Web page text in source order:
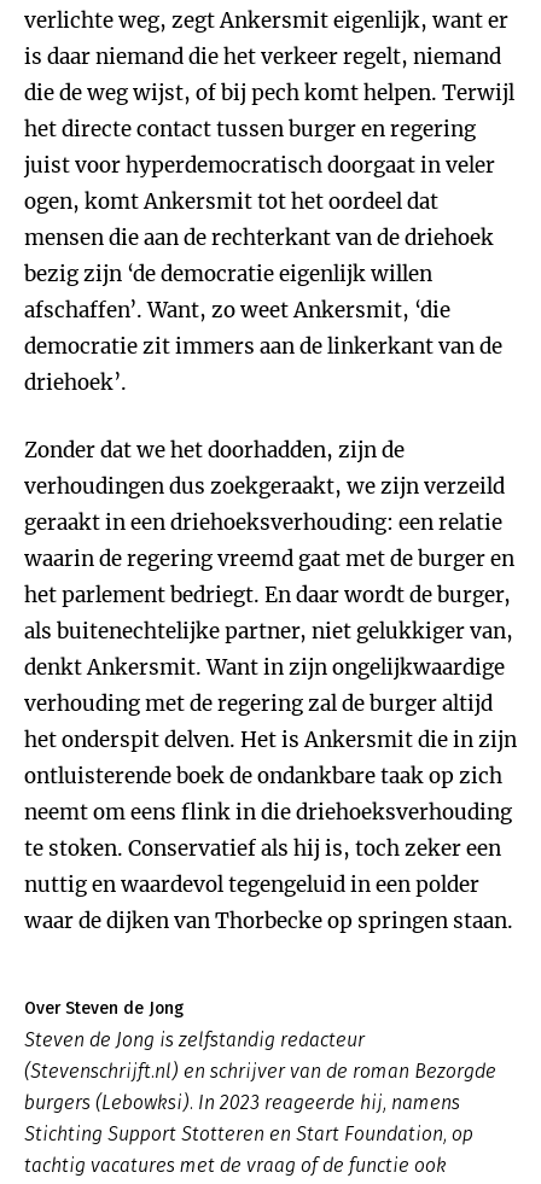
verlichte weg, zegt Ankersmit eigenlijk, want er
is daar niemand die het verkeer regelt, niemand
die de weg wijst, of bij pech komt helpen. Terwijl
het directe contact tussen burger en regering
juist voor hyperdemocratisch doorgaat in veler
ogen, komt Ankersmit tot het oordeel dat
mensen die aan de rechterkant van de driehoek
bezig zijn ‘de democratie eigenlijk willen
afschaffen’. Want, zo weet Ankersmit, ‘die
democratie zit immers aan de linkerkant van de
driehoek’.
Zonder dat we het doorhadden, zijn de
verhoudingen dus zoekgeraakt, we zijn verzeild
geraakt in een driehoeksverhouding: een relatie
waarin de regering vreemd gaat met de burger en
het parlement bedriegt. En daar wordt de burger,
als buitenechtelijke partner, niet gelukkiger van,
denkt Ankersmit. Want in zijn ongelijkwaardige
verhouding met de regering zal de burger altijd
het onderspit delven. Het is Ankersmit die in zijn
ontluisterende boek de ondankbare taak op zich
neemt om eens flink in die driehoeksverhouding
te stoken. Conservatief als hij is, toch zeker een
nuttig en waardevol tegengeluid in een polder
waar de dijken van Thorbecke op springen staan.
Over Steven de Jong
Steven de Jong is zelfstandig redacteur
(Stevenschrijft.nl) en schrijver van de roman Bezorgde
burgers (Lebowksi). In 2023 reageerde hij, namens
Stichting Support Stotteren en Start Foundation, op
tachtig vacatures met de vraag of de functie ook